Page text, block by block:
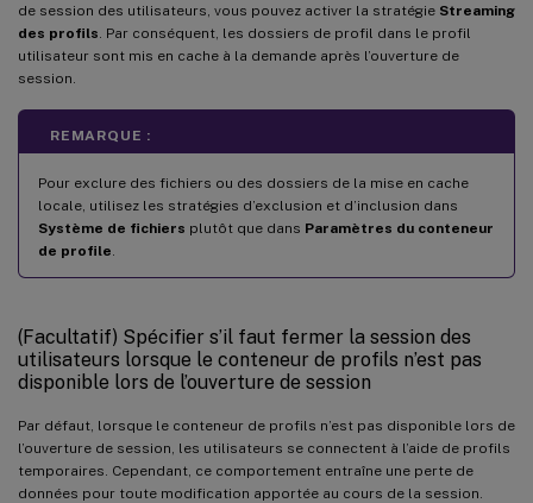
de session des utilisateurs, vous pouvez activer la stratégie Streaming
des profils . Par conséquent, les dossiers de profil dans le profil
utilisateur sont mis en cache à la demande après l’ouverture de
session.
REMARQUE :
Pour exclure des fichiers ou des dossiers de la mise en cache
locale, utilisez les stratégies d’exclusion et d’inclusion dans
Système de fichiers plutôt que dans Paramètres du conteneur
de profile
(Facultatif) Spécifier s’il faut fermer la session des
utilisateurs lorsque le conteneur de profils n’est pas
disponible lors de l’ouverture de session
Par défaut, lorsque le conteneur de profils n’est pas disponible lors de
l’ouverture de session, les utilisateurs se connectent à l’aide de profils
temporaires. Cependant, ce comportement entraîne une perte de
données pour toute modification apportée au cours de la session.